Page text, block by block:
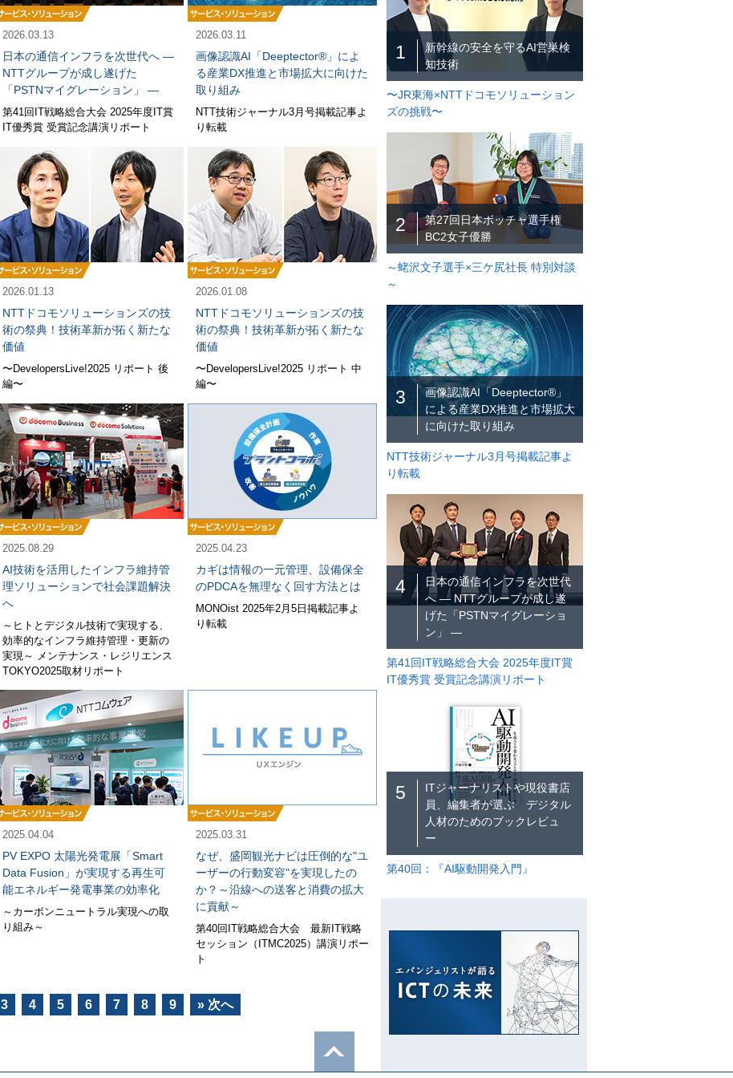
2026.03.13
日本の通信インフラを次世代へ ―
NTTグループが成し遂げた
「PSTNマイグレーション」 ―
第41回IT戦略総合大会 2025年度IT賞
IT優秀賞 受賞記念講演リポート
2026.03.11
画像認識AI「Deeptector®」によ
る産業DX推進と市場拡大に向けた
取り組み
NTT技術ジャーナル3月号掲載記事よ
り転載
2026.01.13
NTTドコモソリューションズの技
術の祭典！技術革新が拓く新たな
価値
〜DevelopersLive!2025 リポート 後
編〜
2026.01.08
NTTドコモソリューションズの技
術の祭典！技術革新が拓く新たな
価値
〜DevelopersLive!2025 リポート 中
編〜
2025.08.29
AI技術を活用したインフラ維持管
理ソリューションで社会課題解決
へ
～ヒトとデジタル技術で実現する、
効率的なインフラ維持管理・更新の
実現～ メンテナンス・レジリエンス
TOKYO2025取材リポート
2025.04.23
カギは情報の一元管理、設備保全
のPDCAを無理なく回す方法とは
MONOist 2025年2月5日掲載記事よ
り転載
2025.04.04
PV EXPO 太陽光発電展「Smart
Data Fusion」が実現する再生可
能エネルギー発電事業の効率化
～カーボンニュートラル実現への取
り組み～
2025.03.31
なぜ、盛岡観光ナビは圧倒的な"ユ
ーザーの行動変容"を実現したの
か？～沿線への送客と消費の拡大
に貢献～
第40回IT戦略総合大会 最新IT戦略
セッション（ITMC2025）講演リポー
ト
3 4 5 6 7 8 9 » 次へ
1
新幹線の安全を守るAI営巣検
知技術
〜JR東海×NTTドコモソリューション
ズの挑戦〜
2
第27回日本ボッチャ選手権
BC2女子優勝
～蛯沢文子選手×三ケ尻社長 特別対談
～
3
画像認識AI「Deeptector®」
による産業DX推進と市場拡大
に向けた取り組み
NTT技術ジャーナル3月号掲載記事よ
り転載
4
日本の通信インフラを次世代
へ ― NTTグループが成し遂
げた「PSTNマイグレーショ
ン」 ―
第41回IT戦略総合大会 2025年度IT賞
IT優秀賞 受賞記念講演リポート
5
ITジャーナリストや現役書店
員、編集者が選ぶ デジタル
人材のためのブックレビュ
ー
第40回：『AI駆動開発入門』